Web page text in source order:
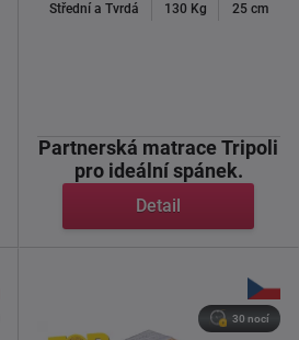
Střední a Tvrdá 130 Kg 25 cm
Partnerská matrace Tripoli
pro ideální spánek.
Modrá žíhaná ...
Detail
30 nocí